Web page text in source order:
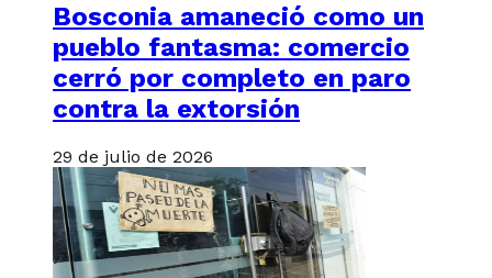
Bosconia amaneció como un
pueblo fantasma: comercio
cerró por completo en paro
contra la extorsión
29 de julio de 2026